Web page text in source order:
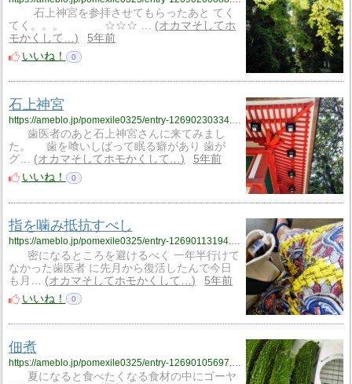
石上神宮を参拝させてもらったあと てく
てく。。。 ☆☆☆ …
オカマそしてホ
モかくして…
5年前
いいね！
0
石上神宮
https://ameblo.jp/pomexile0325/entry-12690230334.html
歯医者のあと石上神宮さんに来てみまし
た。 歯を喰いしばって眠る癖があり 歯が
グ…
オカマそしてホモかくして…
5年前
いいね！
0
指を噛み抵抗すべし
https://ameblo.jp/pomexile0325/entry-12690113194.html
密になるところを避けるべく 一年半行けて
なかった歯医者 に先月から復活したんで今日
も月…
オカマそしてホモかくして…
5年前
いいね！
0
佃煮
夏になると食べたくなる食材の中にゴーヤ